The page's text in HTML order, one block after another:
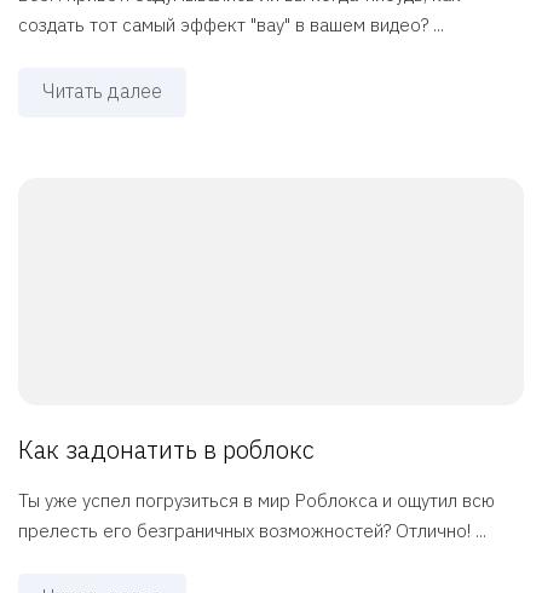
создать тот самый эффект "вау" в вашем видео? ...
Читать далее
Как задонатить в роблокс
Ты уже успел погрузиться в мир Роблокса и ощутил всю
прелесть его безграничных возможностей? Отлично! ...